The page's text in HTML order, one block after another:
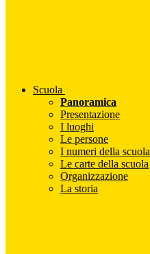
Scuola
Panoramica
Presentazione
I luoghi
Le persone
I numeri della scuola
Le carte della scuola
Organizzazione
La storia